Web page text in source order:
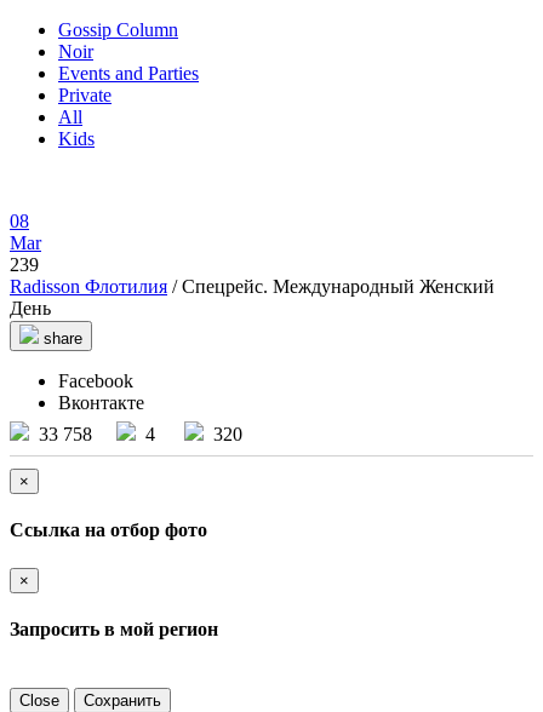
Gossip Column
Noir
Events and Parties
Private
All
Kids
08
Mar
239
Radisson Флотилия / Спецрейс. Международный Женский
День
share
Facebook
Вконтакте
33 758
4 320
×
Ссылка на отбор фото
×
Запросить в мой регион
Close Сохранить